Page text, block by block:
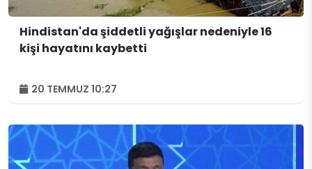
Hindistan'da şiddetli yağışlar nedeniyle 16
kişi hayatını kaybetti
20 TEMMUZ 10:27